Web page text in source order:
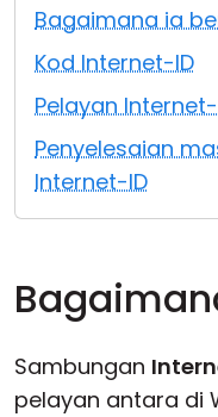
Bagaimana ia
Kod Internet-ID
Pelayan
Penyelesaian
Internet-ID
Sambungan
pelayan antara di
Awan & Di Dalam